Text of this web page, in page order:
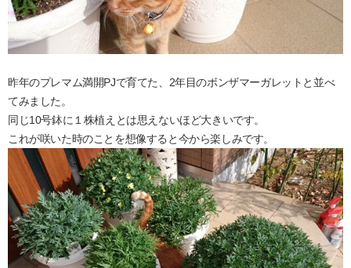
昨年のプレマム満開PJで育てた、2年目のボンザマーガレットと並べ
てみました。
同じ10号鉢に１株植えとは思えないほど大きいです。
これが咲いた時のことを想像すると今から楽しみです。